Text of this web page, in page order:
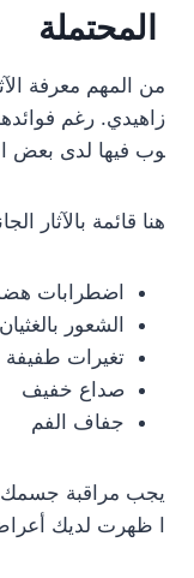
المحتملة
من المهم معرفة
زاهيدي. رغم
وب فيها لدى بعض
هنا قائمة بالآثار
اضطرابات
الشعور بالغثيان
تغيرات طفيفة
صداع خفيف
جفاف الفم
يجب مراقبة جسمك
ا ظهرت لديك